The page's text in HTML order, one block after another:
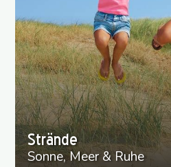
Strände
Sonne, Meer & Ruhe